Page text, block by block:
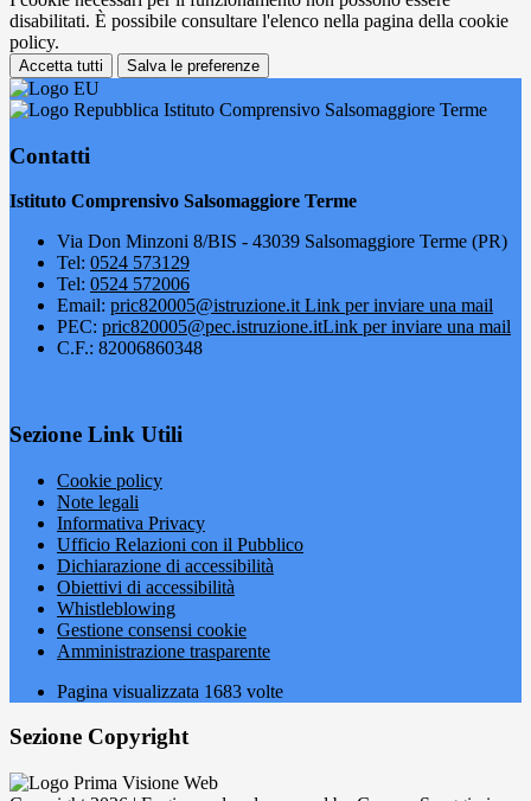
disabilitati. È possibile consultare l'elenco nella pagina della cookie
policy.
Accetta tutti Salva le preferenze
Istituto Comprensivo Salsomaggiore Terme
Contatti
Istituto Comprensivo Salsomaggiore Terme
Via Don Minzoni 8/BIS - 43039 Salsomaggiore Terme (PR)
Tel: 0524 573129
Tel: 0524 572006
Email: pric820005@istruzione.it Link per inviare una mail
PEC: pric820005@pec.istruzione.itLink per inviare una mail
C.F.: 82006860348
Sezione Link Utili
Cookie policy
Note legali
Informativa Privacy
Ufficio Relazioni con il Pubblico
Dichiarazione di accessibilità
Obiettivi di accessibilità
Whistleblowing
Gestione consensi cookie
Amministrazione trasparente
Pagina visualizzata 1683 volte
Sezione Copyright